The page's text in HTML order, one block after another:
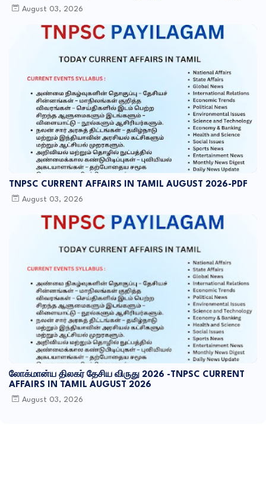
August 03, 2026
TNPSC CURRENT AFFAIRS IN TAMIL AUGUST 2026-PDF
August 03, 2026
லோக்மான்ய திலகர் தேசிய விருது 2026 -TNPSC CURRENT
AFFAIRS IN TAMIL AUGUST 2026
August 03, 2026